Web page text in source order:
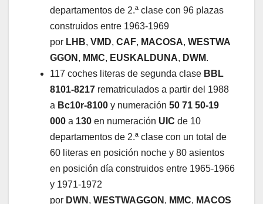
departamentos de 2.ª clase con 96 plazas
construidos entre 1963-1969
por LHB, VMD, CAF, MACOSA, WESTWA
GGON , MMC, EUSKALDUNA, DWM.
117 coches literas de segunda clase BBL
8101-8217 rematriculados a partir del 1988
a Bc10r-8100 y numeración 50 71 50-19
000 a 130 en numeración UIC de 10
departamentos de 2.ª clase con un total de
60 literas en posición noche y 80 asientos
en posición día construidos entre 1965-1966
y 1971-1972
por DWN , WESTWAGGON , MMC, MACOS